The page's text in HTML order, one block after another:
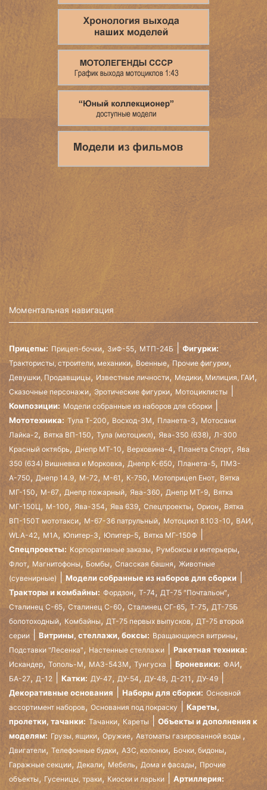
Моментальная навигация
Прицепы: Прицеп-бочки, ЗиФ-55, МТП-24Б Фигурки:
Трактористы, строители, механики,Военные, Прочие фигурки,
Девушки, Продавщицы, Известные личности, Медики, Милиция, ГАИ,
Сказочные персонажи, Эротические фигурки, Мотоциклисты
Композиции: Модели собранные из наборов для сборки
Мототехника: Тула Т-200, Восход-3М, Планета-3, Мотосани
Лайка-2, Вятка ВП-150, Тула (мотоцикл),Ява-350 (638), Л-300
Красный октябрь, Днепр МТ-10, Верховина-4, Планета Спорт, Ява
350 (634) Вишневка и Морковка, Днепр К-650, Планета-5, ПМЗ-
А-750, Днепр 14.9, М-72, М-61 , К-750,Мотоприцеп Енот, Вятка
МГ-150, М-67, Днепр пожарный, Ява-360, Днепр МТ-9, Вятка
МГ-150Ц, М-100, Ява-354, Ява 639, Спецпроекты, Орион, Вятка
ВП-150Т мототакси, М-67-36 патрульный, Мотоцикл 8.103-10, ВАИ,
WLA-42, М1А, Юпитер-3, Юпитер-5, Вятка МГ-150Ф
Спецпроекты: Корпоративные заказы, Румбоксы и интерьеры,
Флот, Магнитофоны, Бомбы, Спасская башня, Животные
(сувенирные)
Модели собранные из наборов для сборки
Тракторы и комбайны: Фордзон, Т-74, ДТ-75 "Почтальон",
Сталинец С-65, Сталинец С-60, Сталинец СГ-65,Т-75, ДТ-75Б
болотоходный, Комбайны, ДТ-75 первых выпусков, ДТ-75 второй
серии
Витрины, стеллажи, боксы: Вращающиеся витрины,
Подставки "Лесенка", Настенные стеллажи Ракетная техника:
Искандер, Тополь-М, МАЗ-543М, Тунгуска Броневики: ФАИ,
БА-27, Д-12 Катки: ДУ-47, ДУ-54, ДУ-48, Д-211 , ДУ-49
Декоративные основания Наборы для сборки: Основной
ассортимент наборов, Основания под покраску
Кареты,
пролетки, тачанки: Тачанки, Кареты
Объекты и дополнения к
моделям: Грузы, ящики, Оружие, Автоматы газированной воды ,
Двигатели, Телефонные будки, АЗС, колонки, Бочки, бидоны,
Гаражные секции, Декали, Мебель, Дома и фасады, Прочие
объекты, Гусеницы, траки, Киоски и ларьки Артиллерия: